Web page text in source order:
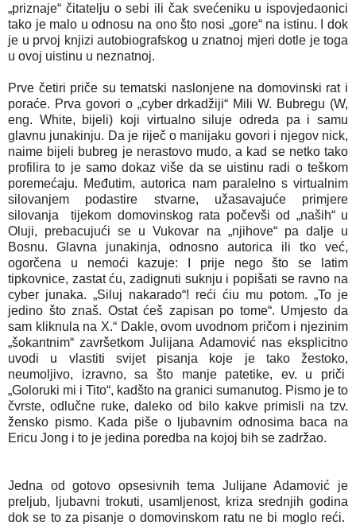
„priznaje“ čitatelju o sebi ili čak svećeniku u ispovjedaonici
tako je malo u odnosu na ono što nosi „gore“ na istinu. I dok
je u prvoj knjizi autobiografskog u znatnoj mjeri dotle je toga
u ovoj uistinu u neznatnoj.
Prve četiri priče su tematski naslonjene na domovinski rat i
poraće. Prva govori o „cyber drkadžiji“ Mili W. Bubregu (W,
eng. White, bijeli) koji virtualno siluje odreda pa i samu
glavnu junakinju. Da je riječ o manijaku govori i njegov nick,
naime bijeli bubreg je nerastovo mudo, a kad se netko tako
profilira to je samo dokaz više da se uistinu radi o teškom
poremećaju. Međutim, autorica nam paralelno s virtualnim
silovanjem podastire stvarne, užasavajuće primjere
silovanja tijekom domovinskog rata počevši od „naših“ u
Oluji, prebacujući se u Vukovar na „njihove“ pa dalje u
Bosnu. Glavna junakinja, odnosno autorica ili tko već,
ogorčena u nemoći kazuje: I prije nego što se latim
tipkovnice, zastat ću, zadignuti suknju i popišati se ravno na
cyber junaka. „Siluj nakarado“! reći ćiu mu potom. „To je
jedino što znaš. Ostat ćeš zapisan po tome“. Umjesto da
sam kliknula na X.“ Dakle, ovom uvodnom pričom i njezinim
„šokantnim“ završetkom Julijana Adamović nas eksplicitno
uvodi u vlastiti svijet pisanja koje je tako žestoko,
neumoljivo, izravno, sa što manje patetike, ev. u priči
„Goloruki mi i Tito“, kadšto na granici sumanutog. Pismo je to
čvrste, odlučne ruke, daleko od bilo kakve primisli na tzv.
žensko pismo. Kada piše o ljubavnim odnosima baca na
Ericu Jong i to je jedina poredba na kojoj bih se zadržao.
Jedna od gotovo opsesivnih tema Julijane Adamović je
preljub, ljubavni trokuti, usamljenost, kriza srednjih godina
dok se to za pisanje o domovinskom ratu ne bi moglo reći.